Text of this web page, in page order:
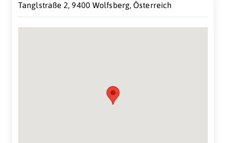
Tanglstraße 2, 9400 Wolfsberg, Österreich